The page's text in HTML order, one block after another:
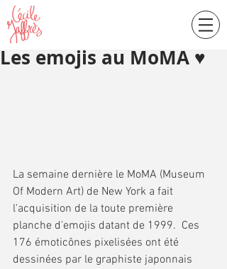
Les emojis au MoMA ♥
La semaine dernière le MoMA (Museum
Of Modern Art) de New York a fait
l'acquisition de la toute première
planche d'emojis datant de 1999.  Ces
176 émoticônes pixelisées ont été
dessinées par le graphiste japonnais